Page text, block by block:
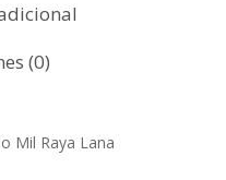
(0)
Mil Raya Lana